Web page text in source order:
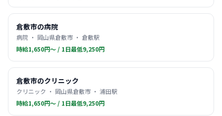
倉敷市の病院
病院 ・ 岡山県倉敷市 ・ 倉敷駅
時給1,650円〜 / 1日最低9,250円
倉敷市のクリニック
クリニック ・ 岡山県倉敷市 ・ 浦田駅
時給1,650円〜 / 1日最低9,250円